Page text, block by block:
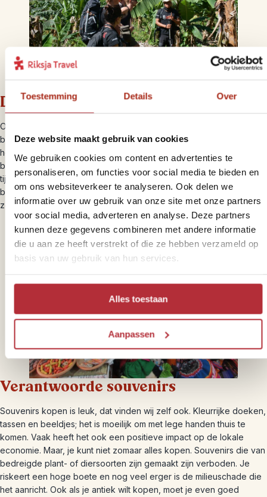
Toestemming Details Over
Deze website maakt gebruik van cookies
We gebruiken cookies om content en advertenties te
personaliseren, om functies voor social media te bieden en
om ons websiteverkeer te analyseren. Ook delen we
informatie over uw gebruik van onze site met onze partners
voor social media, adverteren en analyse. Deze partners
kunnen deze gegevens combineren met andere informatie
die u aan ze heeft verstrekt of die ze hebben verzameld op
basis van uw gebruik van hun services.
Alles toestaan
Aanpassen
Duurzame bouwstenen wereldwijd
Op de meeste bestemmingen bieden we een of meerdere
bouwstenen aan waar we bewust voor een duurzame insteek
hebben gekozen. Bijvoorbeeld door ontmoetingen met de lokale
bevolking wanneer je bij hen in een homestay verblijft of met hen
tijdens een excursie op pad gaat. Maar ook voor de andere
bouwstenen hebben we bewuste, verantwoorde, keuzes gemaakt
zoals het vervoer per lokale bus.
Verantwoorde souvenirs
Souvenirs kopen is leuk, dat vinden wij zelf ook. Kleurrijke doeken,
tassen en beeldjes; het is moeilijk om met lege handen thuis te
komen. Vaak heeft het ook een positieve impact op de lokale
economie. Maar, je kunt niet zomaar alles kopen. Souvenirs die van
bedreigde plant- of diersoorten zijn gemaakt zijn verboden. Je
riskeert een hoge boete en nog veel erger is de milieuschade die
het aanricht. Ook als je antiek wilt kopen, moet je even goed